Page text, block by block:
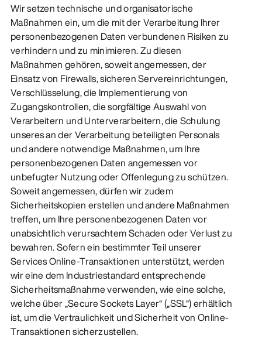
Wir setzen technische und organisatorische
Maßnahmen ein, um die mit der Verarbeitung Ihrer
personenbezogenen Daten verbundenen Risiken zu
verhindern und zu minimieren. Zu diesen
Maßnahmen gehören, soweit angemessen, der
Einsatz von Firewalls, sicheren Servereinrichtungen,
Verschlüsselung, die Implementierung von
Zugangskontrollen, die sorgfältige Auswahl von
Verarbeitern und Unterverarbeitern, die Schulung
unseres an der Verarbeitung beteiligten Personals
und andere notwendige Maßnahmen, um Ihre
personenbezogenen Daten angemessen vor
unbefugter Nutzung oder Offenlegung zu schützen.
Soweit angemessen, dürfen wir zudem
Sicherheitskopien erstellen und andere Maßnahmen
treffen, um Ihre personenbezogenen Daten vor
unabsichtlich verursachtem Schaden oder Verlust zu
bewahren. Sofern ein bestimmter Teil unserer
Services Online-Transaktionen unterstützt, werden
wir eine dem Industriestandard entsprechende
Sicherheitsmaßnahme verwenden, wie eine solche,
welche über „Secure Sockets Layer“ („SSL“) erhältlich
ist, um die Vertraulichkeit und Sicherheit von Online-
Transaktionen sicherzustellen.